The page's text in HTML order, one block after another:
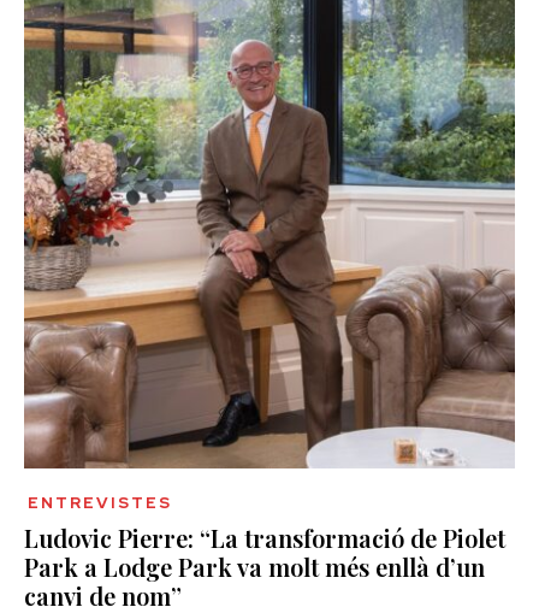
ENTREVISTES
Ludovic Pierre: “La transformació de Piolet
Park a Lodge Park va molt més enllà d’un
canvi de nom”